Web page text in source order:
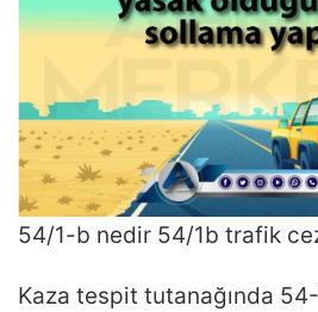
54/1-b nedir 54/1b trafik
Kaza tespit tutanağında